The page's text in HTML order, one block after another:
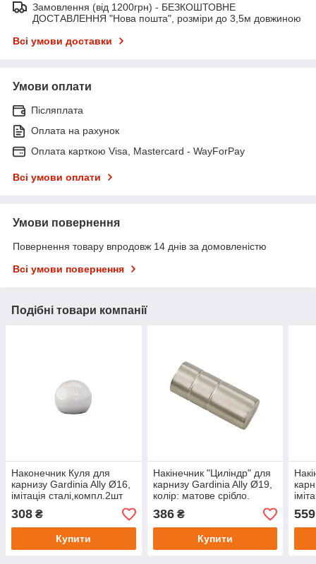
Замовлення (від 1200грн) - БЕЗКОШТОВНЕ
ДОСТАВЛЕННЯ "Нова пошта", розміри до 3,5м довжиною
Всі умови доставки
Умови оплати
Післяплата
Оплата на рахунок
Оплата карткою Visa, Mastercard - WayForPay
Всі умови оплати
Умови повернення
Повернення товару впродовж 14 днів за домовленістю
Всі умови повернення
Подібні товари компанії
Наконечник Куля для
карнизу Gardinia Ally Ø16,
імітація сталі,компл.2шт
308 ₴
Купити
Накінечник "Циліндр" для
карнизу Gardinia Ally Ø19,
колір: матове срібло.
Комплект - 2шт.
386₴
Купити
2шт.
559